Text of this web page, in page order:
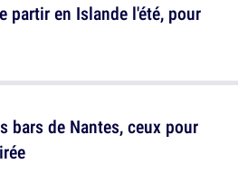
bars de Nantes, ceux pour
partir en Islande l'été, pour